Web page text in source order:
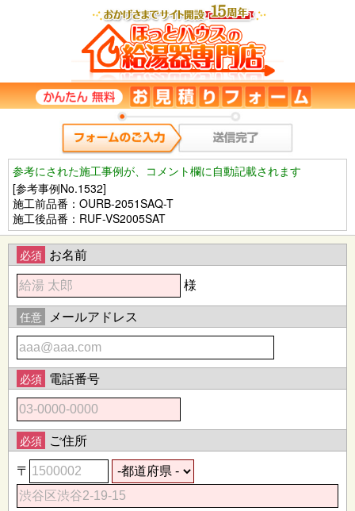
参考にされた施工事例が、コメント欄に自動記載されます
[参考事例No.1532]
施工前品番：OURB-2051SAQ-T
施工後品番：RUF-VS2005SAT
必須 お名前
様
任意 メールアドレス
必須 電話番号
必須 ご住所
〒